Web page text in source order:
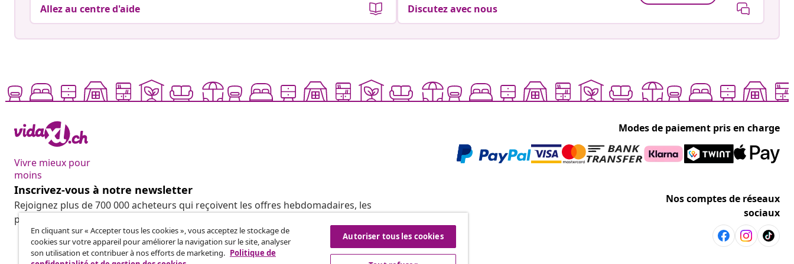
Allez au centre d'aide Discutez avec nous
Vivre mieux pour
moins
Modes de paiement pris en charge
Inscrivez-vous à notre newsletter
Rejoignez plus de 700 000 acheteurs qui reçoivent les offres hebdomadaires, les
promotions saisonnières et les nouveautés de vidaXL.
Nos comptes de réseaux
sociaux
En cliquant sur « Accepter tous les cookies », vous acceptez le stockage de
cookies sur votre appareil pour améliorer la navigation sur le site, analyser
son utilisation et contribuer à nos efforts de marketing. Politique de
Autoriser tous les cookies